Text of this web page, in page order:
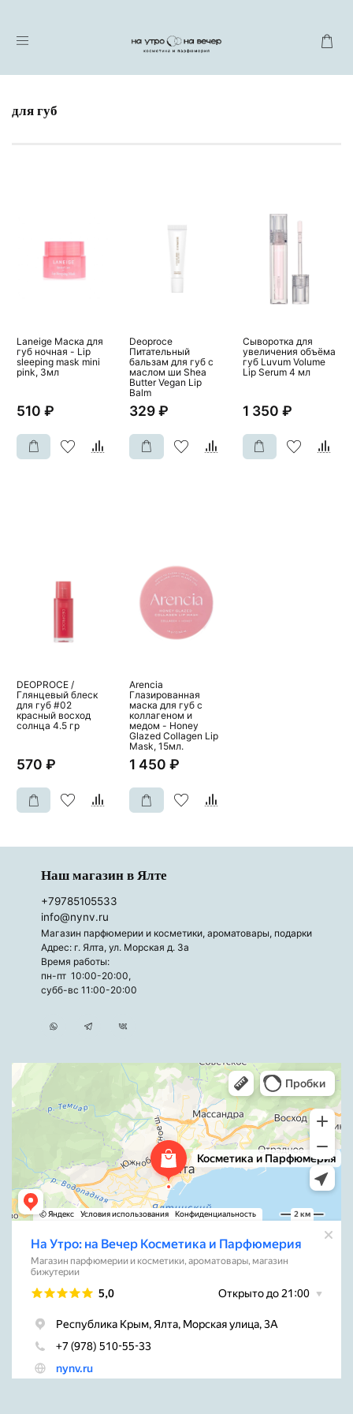
для губ
Laneige Маска для
губ ночная - Lip
sleeping mask mini
pink, 3мл
510 ₽
Deoproce
Питательный
бальзам для губ с
маслом ши Shea
Butter Vegan Lip
Balm
329 ₽
Сыворотка для
увеличения объёма
губ Luvum Volume
Lip Serum 4 мл
1 350 ₽
DEOPROCE /
Глянцевый блеск
для губ #02
красный восход
солнца 4.5 гр
570 ₽
Arencia
Глазированная
маска для губ с
коллагеном и
медом - Honey
Glazed Collagen Lip
Mask, 15мл.
1 450 ₽
Наш магазин в Ялте
+79785105533
info@nynv.ru
Магазин парфюмерии и косметики, ароматовары, подарки
Адрес: г. Ялта, ул. Морская д. 3а
Время работы:
пн-пт 10:00-20:00,
субб-вс 11:00-20:00